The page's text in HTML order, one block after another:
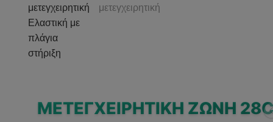
ΜΕΤΕΓΧΕΙΡΗΤΙΚΉ ΖΏΝΗ